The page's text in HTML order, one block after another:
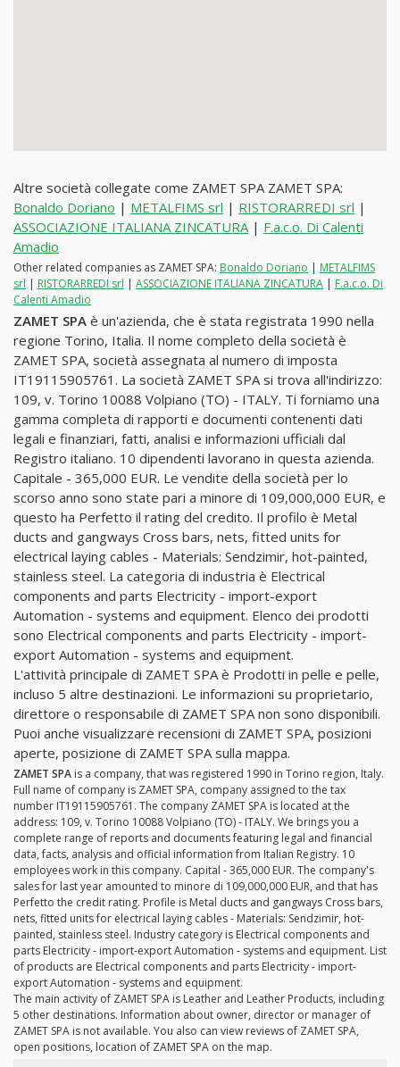
Altre società collegate come ZAMET SPA ZAMET SPA:
Bonaldo Doriano | METALFIMS srl | RISTORARREDI srl |
ASSOCIAZIONE ITALIANA ZINCATURA | F.a.c.o. Di Calenti
Amadio
Other related companies as ZAMET SPA: Bonaldo Doriano | METALFIMS
srl | RISTORARREDI srl | ASSOCIAZIONE ITALIANA ZINCATURA | F.a.c.o. Di
Calenti Amadio
ZAMET SPA è un'azienda, che è stata registrata 1990 nella
regione Torino, Italia. Il nome completo della società è
ZAMET SPA, società assegnata al numero di imposta
IT19115905761. La società ZAMET SPA si trova all'indirizzo:
109, v. Torino 10088 Volpiano (TO) - ITALY. Ti forniamo una
gamma completa di rapporti e documenti contenenti dati
legali e finanziari, fatti, analisi e informazioni ufficiali dal
Registro italiano. 10 dipendenti lavorano in questa azienda.
Capitale - 365,000 EUR. Le vendite della società per lo
scorso anno sono state pari a minore di 109,000,000 EUR, e
questo ha Perfetto il rating del credito. Il profilo è Metal
ducts and gangways Cross bars, nets, fitted units for
electrical laying cables - Materials: Sendzimir, hot-painted,
stainless steel. La categoria di industria è Electrical
components and parts Electricity - import-export
Automation - systems and equipment. Elenco dei prodotti
sono Electrical components and parts Electricity - import-
export Automation - systems and equipment.
L'attività principale di ZAMET SPA è Prodotti in pelle e pelle,
incluso 5 altre destinazioni. Le informazioni su proprietario,
direttore o responsabile di ZAMET SPA non sono disponibili.
Puoi anche visualizzare recensioni di ZAMET SPA, posizioni
aperte, posizione di ZAMET SPA sulla mappa.
ZAMET SPA is a company, that was registered 1990 in Torino region, Italy.
Full name of company is ZAMET SPA, company assigned to the tax
number IT19115905761. The company ZAMET SPA is located at the
address: 109, v. Torino 10088 Volpiano (TO) - ITALY. We brings you a
complete range of reports and documents featuring legal and financial
data, facts, analysis and official information from Italian Registry. 10
employees work in this company. Capital - 365,000 EUR. The company's
sales for last year amounted to minore di 109,000,000 EUR, and that has
Perfetto the credit rating. Profile is Metal ducts and gangways Cross bars,
nets, fitted units for electrical laying cables - Materials: Sendzimir, hot-
painted, stainless steel. Industry category is Electrical components and
parts Electricity - import-export Automation - systems and equipment. List
of products are Electrical components and parts Electricity - import-
export Automation - systems and equipment.
The main activity of ZAMET SPA is Leather and Leather Products, including
5 other destinations. Information about owner, director or manager of
ZAMET SPA is not available. You also can view reviews of ZAMET SPA,
open positions, location of ZAMET SPA on the map.